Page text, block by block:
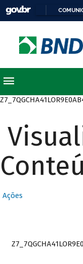
Ações